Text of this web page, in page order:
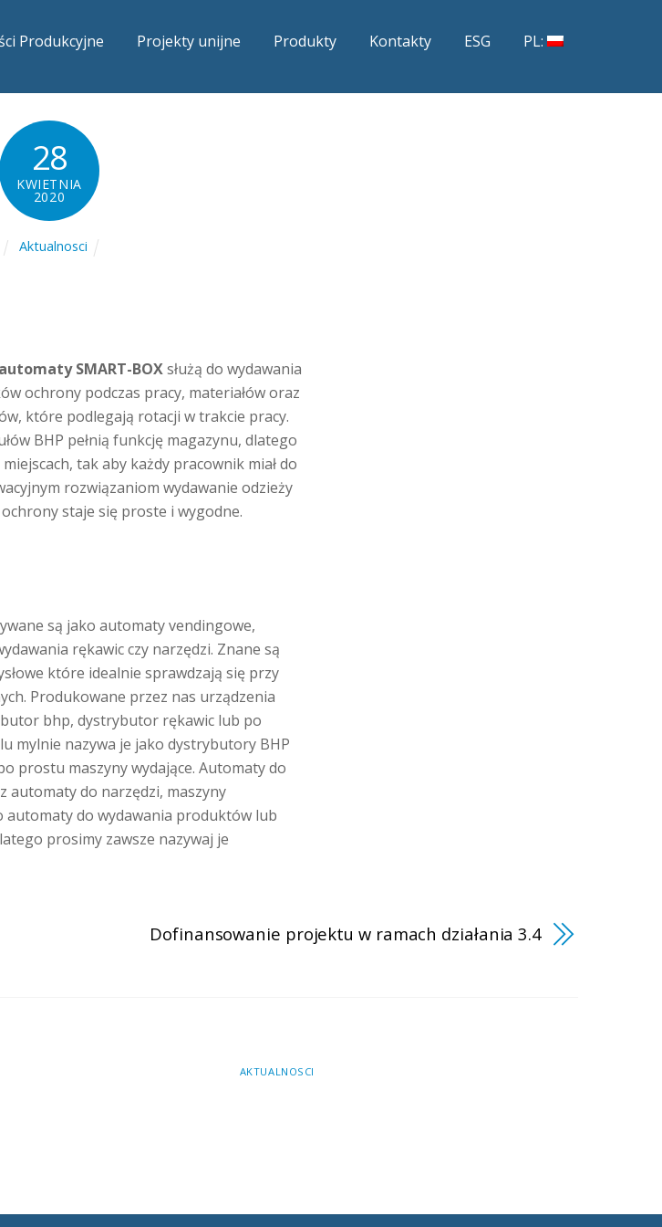
Produkcyjne Projekty unijne Produkty Kontakty ESG PL:
28
KWIETNIA
2020
Aktualnosci
automaty SMART-BOXsłużą do wydawania
ochrony podczas pracy, materiałów oraz
które podlegają rotacji w trakcie pracy.
BHP pełnią funkcję magazynu, dlatego
tak aby każdy pracownik miał do
rozwiązaniom wydawanie odzieży
staje się proste i wygodne.
są jako automaty vendingowe,
rękawic czy narzędzi. Znane są
które idealnie sprawdzają się przy
Produkowane przez nas urządzenia
bhp, dystrybutor rękawic lub po
mylnie nazywa je jako dystrybutory BHP
prostu maszyny wydające. Automaty do
automaty do narzędzi, maszyny
automaty do wydawania produktów lub
prosimy zawsze nazywaj je
Dofinansowanie projektu w ramach działania 3.4
AKTUALNOSCI